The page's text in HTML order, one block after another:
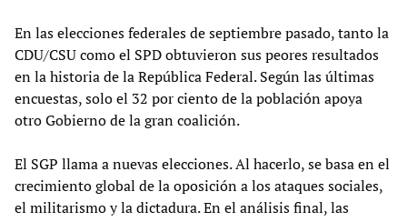
En las elecciones federales de septiembre pasado, tanto la
CDU/CSU como el SPD obtuvieron sus peores resultados
en la historia de la República Federal. Según las últimas
encuestas, solo el 32 por ciento de la población apoya
otro Gobierno de la gran coalición.
El SGP llama a nuevas elecciones. Al hacerlo, se basa en el
crecimiento global de la oposición a los ataques sociales,
el militarismo y la dictadura. En el análisis final, las